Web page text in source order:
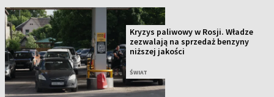
Kryzys paliwowy w Rosji. Władze
zezwalają na sprzedaż benzyny
niższej jakości
ŚWIAT